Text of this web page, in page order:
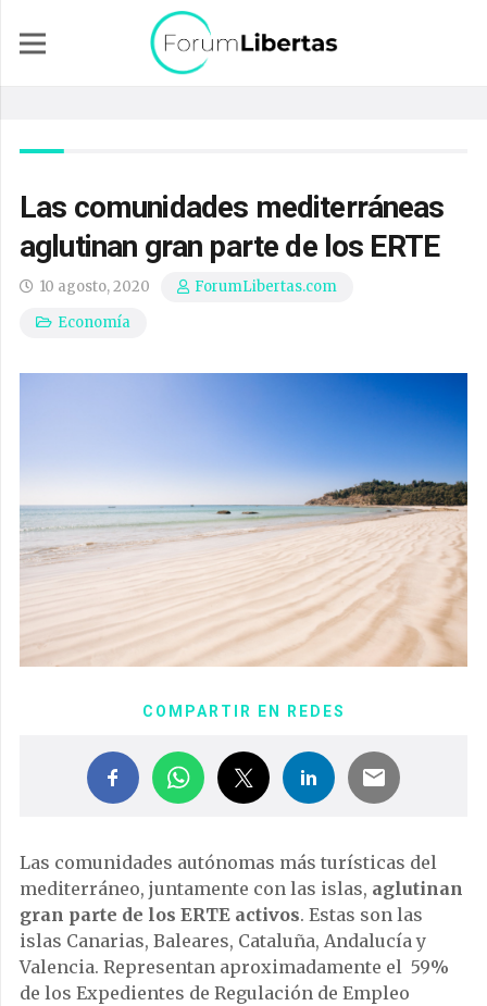
Las comunidades mediterráneas
aglutinan gran parte de los ERTE
10 agosto, 2020
ForumLibertas.com
Economía
COMPARTIR EN REDES
Las comunidades autónomas más turísticas del
mediterráneo, juntamente con las islas, aglutinan
gran parte de los ERTE activos. Estas son las
islas Canarias, Baleares, Cataluña, Andalucía y
Valencia. Representan aproximadamente el 59%
de los Expedientes de Regulación de Empleo